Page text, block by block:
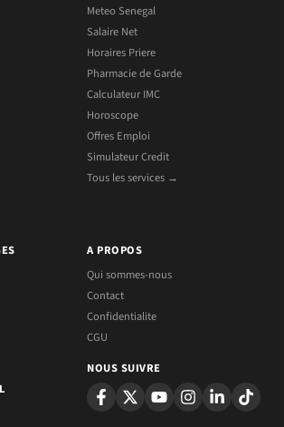
Meteo Senegal
Salaire Net
Horaires Priere
Pharmacie de Garde
Calculateur IMC
Horoscope
Offres Emploi
Simulateur Credit
Tous les services →
A PROPOS
Qui sommes-nous
Contact
Confidentialite
CGU
NOUS SUIVRE